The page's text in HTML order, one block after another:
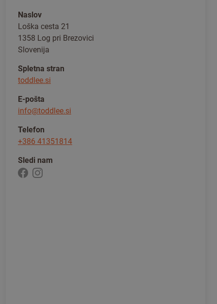
Verjamemo v preprosto, trajno in premišljeno
oblikovanje, ki raste skupaj z otrokom in ustvarja
čarobne vsakdanje trenutke za vso družino.
Naslov
Loška cesta 21
1358 Log pri Brezovici
Slovenija
Spletna stran
toddlee.si
E-pošta
info@toddlee.si
Telefon
+386 41351814
Sledi nam